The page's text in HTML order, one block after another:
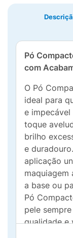
Pó
com
O Pó
ideal para
e
toque
brilho
e
aplicação
maquiagem
a base ou
Pó
pele
qualidade e
realce sua